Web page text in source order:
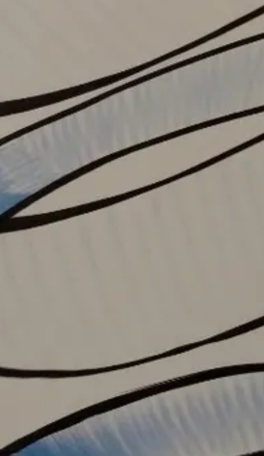
Endast män påverkas sexuellt av sjukdom
Kronisk sjukdom kan påverka både lust,funktion och intimitet
Sexualitet påverkas sällan av kronisk sjukdom
Spara resultat